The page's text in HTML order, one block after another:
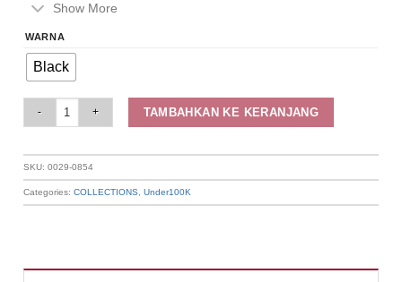
Show More
WARNA
Black
TAMBAHKAN KE KERANJANG
SKU:0029-0854
Categories:COLLECTIONS ,Under100K